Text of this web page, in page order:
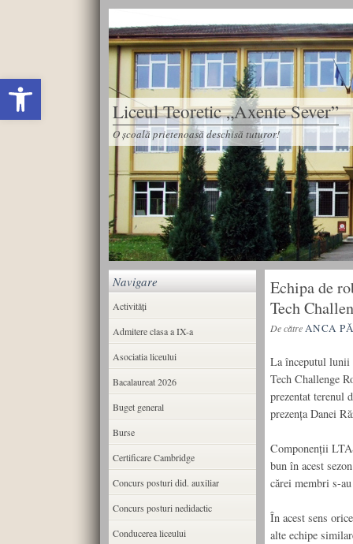
Deschide bara de unelte
Liceul Teoretic „Axente Sever”
O școală prietenoasă deschisă tuturor!
Echipa de
Tech
De cătreANCA
La începutul lunii
Tech Challenge
prezentat terenul
prezența Danei
Componenții
bun în acest
cărei membri s-
În acest sens
alte echipe
Navigare
Activități
Admitere clasa a IX-a
Asociatia liceului
Bacalaureat 2026
Buget general
Burse
Certificare Cambridge
Concurs posturi did. auxiliar
Concurs posturi nedidactic
Conducerea liceului